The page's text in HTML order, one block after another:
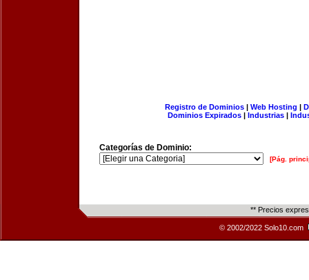
Registro de Dominios| Web Hosting |
Dominios Expirados | Industrias |
Categorías de Dominio:
[Pág.
** Precios
© 2002/2022 Solo10.com